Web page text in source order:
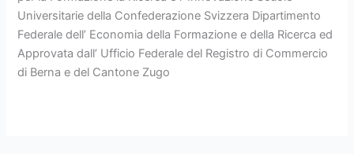
Universitarie della Confederazione Svizzera Dipartimento
Federale dell’ Economia della Formazione e della Ricerca ed
Approvata dall’ Ufficio Federale del Registro di Commercio
di Berna e del Cantone Zugo